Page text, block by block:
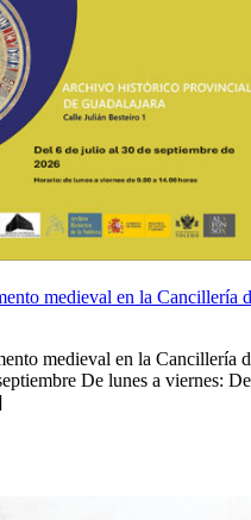
medieval en la Cancillería
medieval en la Cancillería
De lunes a viernes: De